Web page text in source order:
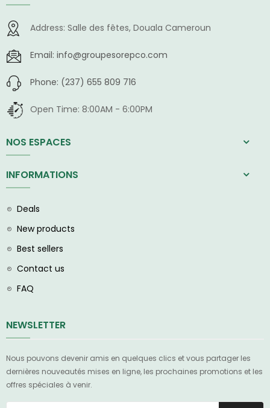
Address: Salle des fêtes, Douala Cameroun
Email: info@groupesorepco.com
Phone: (237) 655 809 716
Open Time: 8:00AM - 6:00PM
NOS ESPACES
INFORMATIONS
Deals
New products
Best sellers
Contact us
FAQ
NEWSLETTER
Nous pouvons devenir amis en quelques clics et vous partager les
dernières nouveautés mises en ligne, les prochaines promotions et les
offres spéciales à venir.